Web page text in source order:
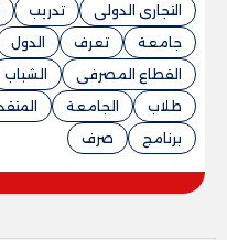
التجارى الدولى
تدريب
جامعة
تعرف الدول
القطاع المصرفى
الشباب
طلاب
الجامعة
برنامج
صرف